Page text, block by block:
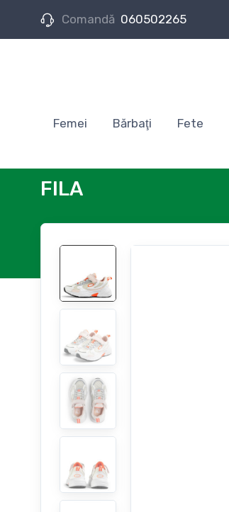
Comandă 060502265
Femei Bărbaţi Fete
FILA